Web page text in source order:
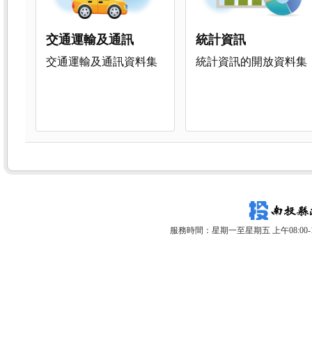
交通運輸及通訊
交通運輸及通訊資料集
統計資訊
統計資訊的開放資料集
服務時間：星期一至星期五 上午